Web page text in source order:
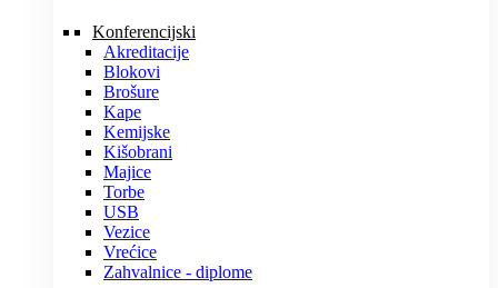
Konferencijski
Akreditacije
Blokovi
Brošure
Kape
Kemijske
Kišobrani
Majice
Torbe
USB
Vezice
Vrećice
Zahvalnice - diplome